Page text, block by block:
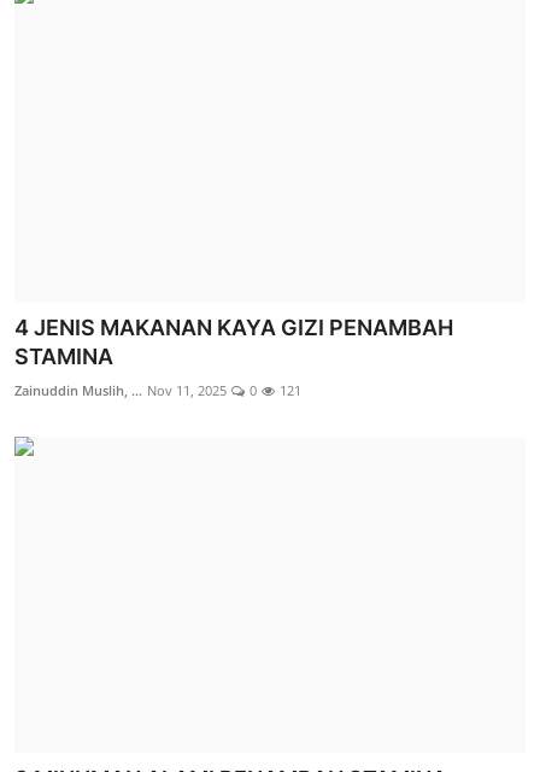
4 JENIS MAKANAN KAYA GIZI PENAMBAH
STAMINA
Zainuddin Muslih, ... Nov 11, 2025 0 121